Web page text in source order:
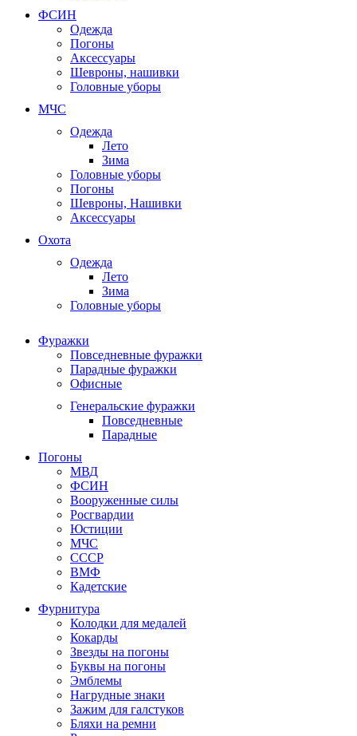
ФСИН
Одежда
Погоны
Аксессуары
Шевроны, нашивки
Головные уборы
МЧС
Одежда
Лето
Зима
Головные уборы
Погоны
Шевроны, Нашивки
Аксессуары
Охота
Одежда
Лето
Зима
Головные уборы
Фуражки
Повседневные фуражки
Парадные фуражки
Офисные
Генеральские фуражки
Повседневные
Парадные
Погоны
МВД
ФСИН
Вооруженные силы
Росгвардии
Юстиции
МЧС
СССР
ВМФ
Кадетские
Фурнитура
Колодки для медалей
Кокарды
Звезды на погоны
Буквы на погоны
Эмблемы
Нагрудные знаки
Зажим для галстуков
Бляхи на ремни